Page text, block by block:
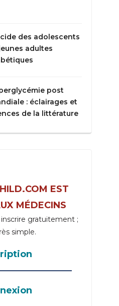
des adolescents
adultes
post
: éclairages et
de la littérature
EST
MÉDECINS
gratuitement ;
simple.